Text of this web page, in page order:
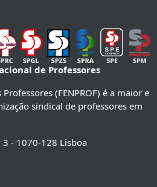
de Professores
(FENPROF) é a maior e
sindical de professores em
3 - 1070-128 Lisboa